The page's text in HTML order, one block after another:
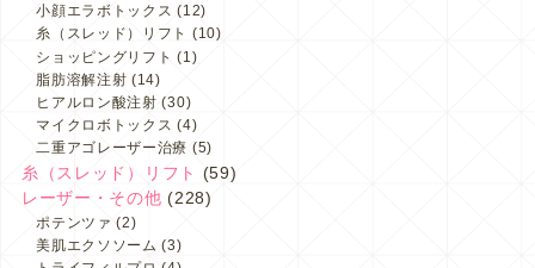
小顔エラボトックス (12)
糸（スレッド）リフト (10)
ショッピングリフト (1)
脂肪溶解注射 (14)
ヒアルロン酸注射 (30)
マイクロボトックス (4)
二重アゴレーザー治療 (5)
糸（スレッド）リフト
(59)
レーザー・その他 (228)
ポテンツァ (2)
美肌エクソソーム (3)